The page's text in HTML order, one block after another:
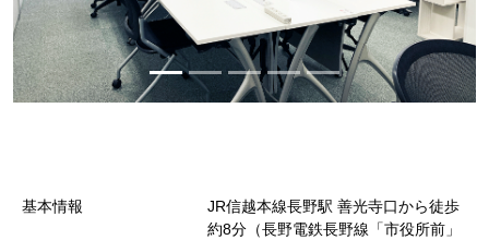
基本情報
JR信越本線長野駅 善光寺口から徒歩
約8分（長野電鉄長野線「市役所前」